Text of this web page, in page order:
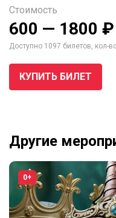
Стоимость
600 — 1800 ₽
Доступно 1097 билетов, кол-
КУПИТЬ БИЛЕТ
Другие
0+